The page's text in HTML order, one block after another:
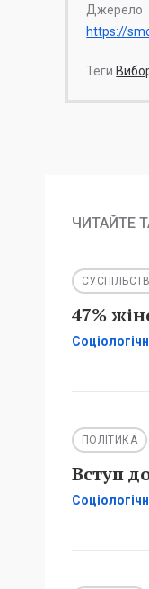
Джерело
https://
Теги
ЧИТАЙТЕ
47%
ПОЛІТИКА
Вступ